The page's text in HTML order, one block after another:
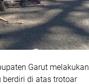
Garut melakukan
berdiri di atas trotoar